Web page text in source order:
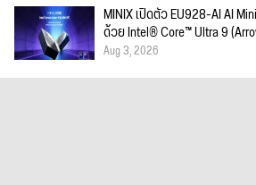
MINIX เปิดตัว EU928-AI AI
ด้วย Intel® Core™ Ultra 9
Aug 3, 2026